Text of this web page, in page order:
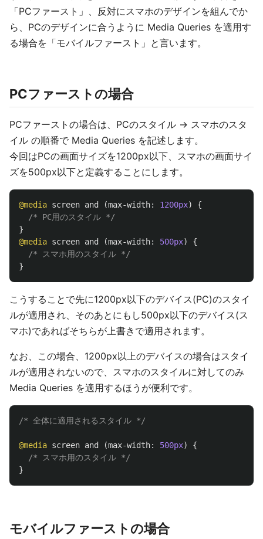
「PCファースト」、反対にスマホのデザインを組んでか
ら、PCのデザインに合うように Media Queries を適用す
る場合を「モバイルファースト」と言います。
PCファーストの場合
PCファーストの場合は、PCのスタイル → スマホのスタ
イル の順番で Media Queries を記述します。
今回はPCの画面サイズを1200px以下、スマホの画面サイ
ズを500px以下と定義することにします。
@media screen and (max-width: 1200px)
{
/* PC用のスタイル */
}
@media screen and (max-width: 500px)
{
/* スマホ用のスタイル */
}
こうすることで先に1200px以下のデバイス(PC)のスタイ
ルが適用され、そのあとにもし500px以下のデバイス(ス
マホ)であればそちらが上書きで適用されます。
なお、この場合、1200px以上のデバイスの場合はスタイ
ルが適用されないので、スマホのスタイルに対してのみ
Media Queries を適用するほうが便利です。
/* 全体に適用されるスタイル */
@media screen and (max-width: 500px)
{
/* スマホ用のスタイル */
}
モバイルファーストの場合